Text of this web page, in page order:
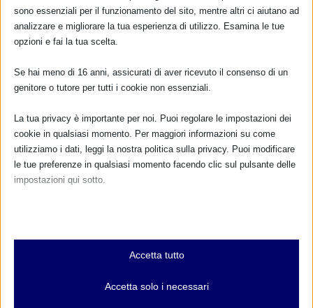
ilsostegno dell’allattamento, nelle varie
regioni di Italia di cui veniamo a conoscenza.
Il nostro resoconto
info@mami.org❤️
In copertina, attestato di partecipazione della WABA per
il MAMI.
sono essenziali per il funzionamento del sito, mentre altri ci aiutano ad
analizzare e migliorare la tua esperienza di utilizzo. Esamina le tue
opzioni e fai la tua scelta.
Se hai meno di 16 anni, assicurati di aver ricevuto il consenso di un
genitore o tutore per tutti i cookie non essenziali.
La tua privacy è importante per noi. Puoi regolare le impostazioni dei
cookie in qualsiasi momento. Per maggiori informazioni su come
utilizziamo i dati, leggi la nostra politica sulla privacy. Puoi modificare
le tue preferenze in qualsiasi momento facendo clic sul pulsante delle
impostazioni qui sotto.
Essenziali
I cookie e i servizi essenziali abilitano le funzioni di base e sono
e servizi non richiedono il consenso dell'utente secondo il GDPR.
Accetta tutto
Accetta solo i necessari